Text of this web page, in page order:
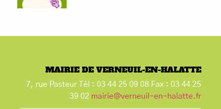
MAIRIE DE VERNEUIL-EN-HALATTE
7, rue Pasteur Tél : 03 44 25 09 08 Fax : 03 44 25
39 02 mairie@verneuil-en-halatte.fr